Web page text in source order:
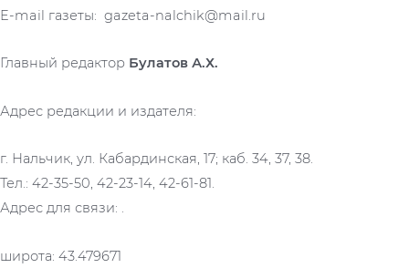
E-mail газеты: gazeta-nalchik@mail.ru
Главный редактор Булатов А.Х.
Адрес редакции и издателя:
г. Нальчик, ул. Кабардинская, 17; каб. 34, 37, 38.
Тел.: 42-35-50, 42-23-14, 42-61-81.
Адрес для связи: .
широта: 43.479671